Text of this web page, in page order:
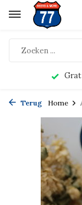
Terug Home